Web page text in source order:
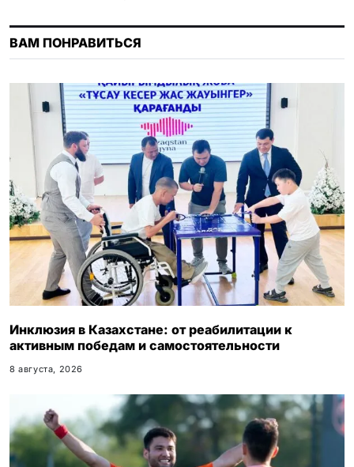
i
k
i
ВАМ ПОНРАВИТЬСЯ
Инклюзия в Казахстане: от реабилитации к
активным победам и самостоятельности
8 августа, 2026